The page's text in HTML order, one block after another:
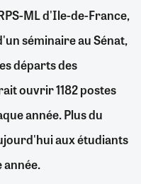
ML d'Ile-de-France,
séminaire au Sénat,
départs des
ouvrir 1182 postes
année. Plus du
aux étudiants
année.